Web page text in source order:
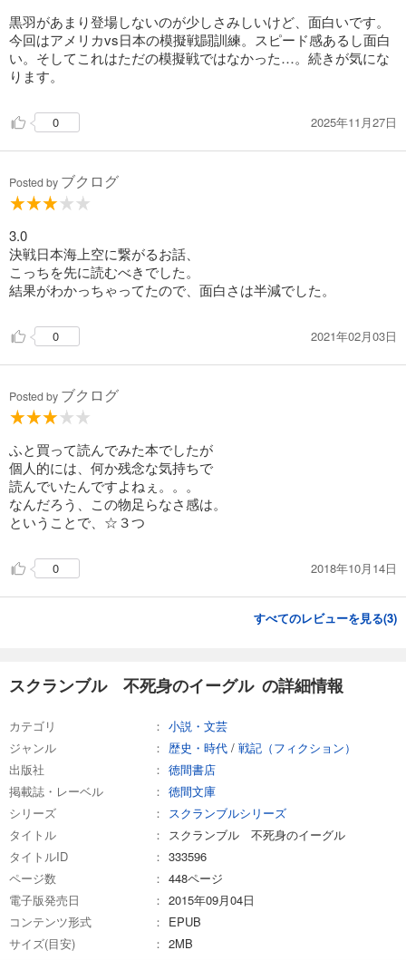
黒羽があまり登場しないのが少しさみしいけど、面白いです。
今回はアメリカvs日本の模擬戦闘訓練。スピード感あるし面白
い。そしてこれはただの模擬戦ではなかった…。続きが気にな
ります。
0 2025年11月27日
Posted by ブクログ
3.0
決戦日本海上空に繋がるお話、
こっちを先に読むべきでした。
結果がわかっちゃってたので、面白さは半減でした。
0 2021年02月03日
Posted by ブクログ
ふと買って読んでみた本でしたが
個人的には、何か残念な気持ちで
読んでいたんですよねぇ。。。
なんだろう、この物足らなさ感は。
ということで、☆３つ
0 2018年10月14日
すべてのレビューを見る(3)
スクランブル 不死身のイーグル の詳細情報
カテゴリ
小説・文芸
ジャンル
歴史・時代 / 戦記（フィクション）
出版社
徳間書店
掲載誌・レーベル
徳間文庫
シリーズ
スクランブルシリーズ
タイトル
スクランブル 不死身のイーグル
タイトルID
333596
ページ数
448ページ
電子版発売日
2015年09月04日
コンテンツ形式
EPUB
サイズ(目安)
2MB